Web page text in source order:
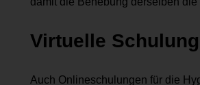
Virtuelle
Auch Onlineschulungen für die